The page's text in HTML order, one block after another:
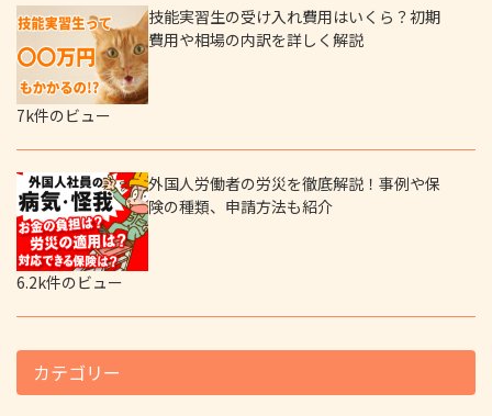
技能実習生の受け入れ費用はいくら？初期
費用や相場の内訳を詳しく解説
7k件のビュー
外国人労働者の労災を徹底解説！事例や保
険の種類、申請方法も紹介
6.2k件のビュー
カテゴリー